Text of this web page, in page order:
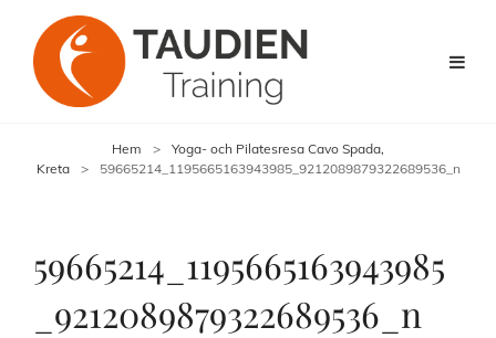
Hem >
Yoga- och Pilatesresa Cavo Spada,
Kreta
> 59665214_1195665163943985_9212089879322689536_n
59665214_1195665163943985
_9212089879322689536_n